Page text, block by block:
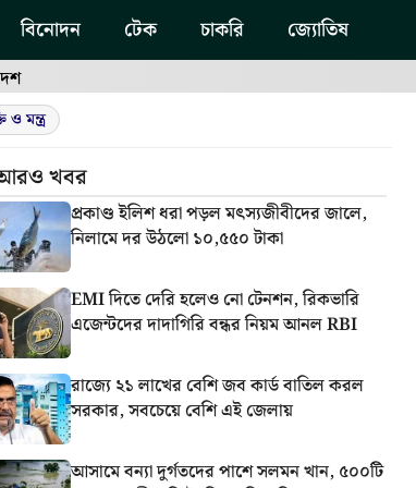
বিনোদন টেক চাকরি জ্যোতিষ
ও মন্ত্র
খবর
প্রকাণ্ড ইলিশ ধরা পড়ল মৎস্যজীবীদের জালে,
নিলামে দর উঠলো ১০,৫৫০ টাকা
EMI দিতে দেরি হলেও নো টেনশন, রিকভারি
এজেন্টদের দাদাগিরি বন্ধর নিয়ম আনল RBI
রাজ্যে ২১ লাখের বেশি জব কার্ড বাতিল করল
সরকার, সবচেয়ে বেশি এই জেলায়
আসামে বন্যা দুর্গতদের পাশে সলমন খান, ৫০০টি